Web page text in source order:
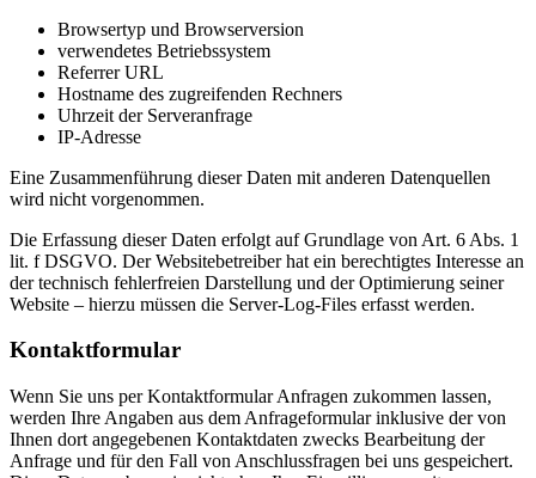
Browsertyp und Browserversion
verwendetes Betriebssystem
Referrer URL
Hostname des zugreifenden Rechners
Uhrzeit der Serveranfrage
IP-Adresse
Eine Zusammenführung dieser Daten mit anderen Datenquellen
wird nicht vorgenommen.
Die Erfassung dieser Daten erfolgt auf Grundlage von Art. 6 Abs. 1
lit. f DSGVO. Der Websitebetreiber hat ein berechtigtes Interesse an
der technisch fehlerfreien Darstellung und der Optimierung seiner
Website – hierzu müssen die Server-Log-Files erfasst werden.
Kontaktformular
Wenn Sie uns per Kontaktformular Anfragen zukommen lassen,
werden Ihre Angaben aus dem Anfrageformular inklusive der von
Ihnen dort angegebenen Kontaktdaten zwecks Bearbeitung der
Anfrage und für den Fall von Anschlussfragen bei uns gespeichert.